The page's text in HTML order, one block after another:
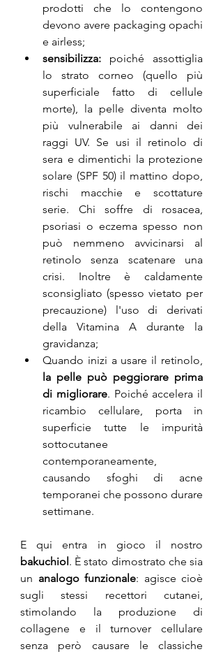
prodotti che lo contengono
devono avere packaging opachi
e airless;
sensibilizza: poiché assottiglia
lo strato corneo (quello più
superficiale fatto di cellule
morte), la pelle diventa molto
più vulnerabile ai danni dei
raggi UV. Se usi il retinolo di
sera e dimentichi la protezione
solare (SPF 50) il mattino dopo,
rischi macchie e scottature
serie. Chi soffre di rosacea,
psoriasi o eczema spesso non
può nemmeno avvicinarsi al
retinolo senza scatenare una
crisi. Inoltre è caldamente
sconsigliato (spesso vietato per
precauzione) l'uso di derivati
della Vitamina A durante la
gravidanza;
la pelle può peggiorare prima
di migliorare. Poiché accelera il
ricambio cellulare, porta in
superficie tutte le impurità
sottocutanee
contemporaneamente,
causando sfoghi di acne
temporanei che possono durare
settimane.
bakuchiol. È stato dimostrato che sia
un analogo funzionale: agisce cioè
sugli stessi recettori cutanei,
stimolando la produzione di
collagene e il turnover cellulare
senza però causare le classiche